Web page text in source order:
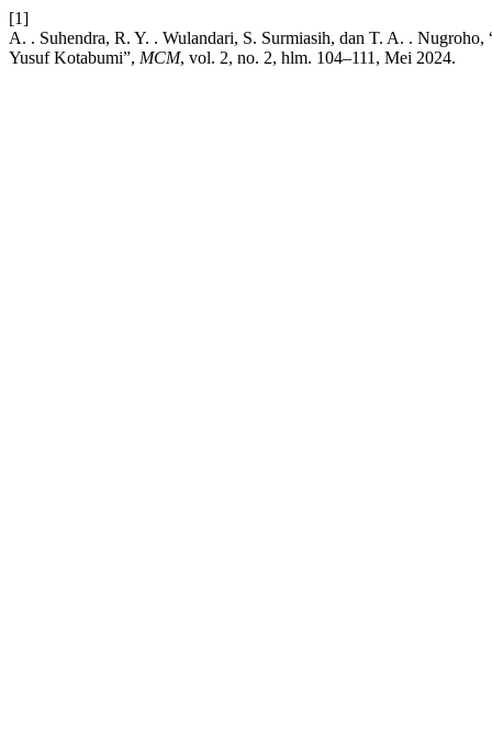
[1]
A. . Suhendra, R. Y. . Wulandari, S. Surmiasih, dan T. A. .
Yusuf Kotabumi”, MCM, vol. 2, no. 2, hlm. 104–111, Mei 2024.